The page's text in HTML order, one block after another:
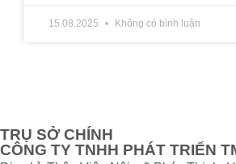
15.08.2025 Không có bình luận
TRỤ SỞ CHÍNH
CÔNG TY TNHH PHÁT TRIỂN